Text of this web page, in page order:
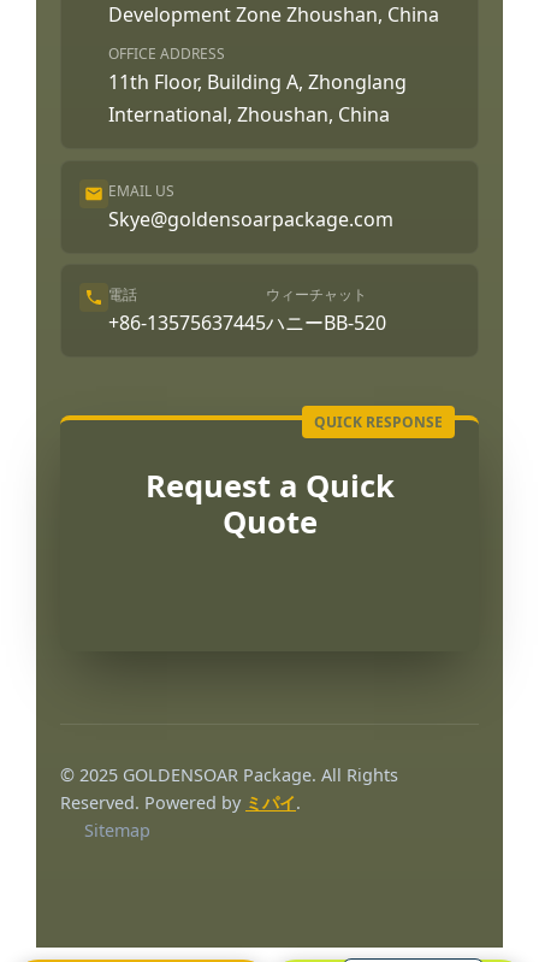
Development Zone Zhoushan, China
OFFICE ADDRESS
11th Floor, Building A, Zhonglang
International, Zhoushan, China
EMAIL US
Skye@goldensoarpackage.com
電話
+86-13575637445
ウィーチャット
ハニーBB-520
Request a Quick
Quote
© 2025 GOLDENSOAR Package. All Rights
Reserved. Powered by ミパイ.
Sitemap
English